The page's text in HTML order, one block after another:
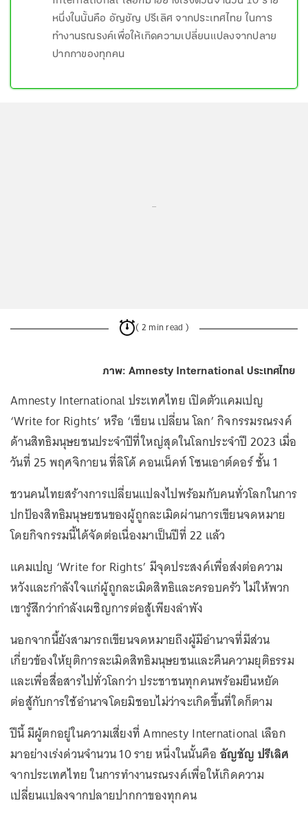
หนึ่งในนั้นคือ อัญชัญ ปรีเลิศ จากประเทศไทย ในการ
ทำงานรณรงค์เพื่อให้เกิดความเปลี่ยนแปลงจากปลาย
ปากกาของทุกคน
...
( 2 min read )
ภาพ: Amnesty International ประเทศไทย
Amnesty International ประเทศไทย เปิดตัวแคมเปญ
‘Write for Rights’ หรือ ‘เขียน เปลี่ยน โลก’ กิจกรรมรณรงค์
ด้านสิทธิมนุษยชนประจำปีที่ใหญ่สุดในโลกประจำปี 2023 เมื่อ
วันที่ 25 พฤศจิกายน ที่ลิโด้ คอนเน็คท์ โซนเอาต์ดอร์ ชั้น 1
ชวนคนไทยสร้างการเปลี่ยนแปลงไปพร้อมกับคนทั่วโลกในการ
ปกป้องสิทธิมนุษยชนของผู้ถูกละเมิดผ่านการเขียนจดหมาย
โดยกิจกรรมนี้ได้จัดต่อเนื่องมาเป็นปีที่ 22 แล้ว
แคมเปญ ‘Write for Rights’ มีจุดประสงค์เพื่อส่งต่อความ
หวังและกำลังใจแก่ผู้ถูกละเมิดสิทธิและครอบครัว ไม่ให้พวก
เขารู้สึกว่ากำลังเผชิญการต่อสู้เพียงลำพัง
นอกจากนี้ยังสามารถเขียนจดหมายถึงผู้มีอำนาจที่มีส่วน
เกี่ยวข้องให้ยุติการละเมิดสิทธิมนุษยชนและคืนความยุติธรรม
และเพื่อสื่อสารไปทั่วโลกว่า ประชาชนทุกคนพร้อมยืนหยัด
ต่อสู้กับการใช้อำนาจโดยมิชอบไม่ว่าจะเกิดขึ้นที่ใดก็ตาม
ปีนี้ มีผู้ตกอยู่ในความเสี่ยงที่ Amnesty International เลือก
มาอย่างเร่งด่วนจำนวน 10 ราย หนึ่งในนั้นคือ อัญชัญ ปรีเลิศ
จากประเทศไทย ในการทำงานรณรงค์เพื่อให้เกิดความ
เปลี่ยนแปลงจากปลายปากกาของทุกคน